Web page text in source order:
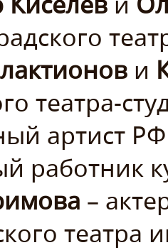
и
театра-
артист
работник
–